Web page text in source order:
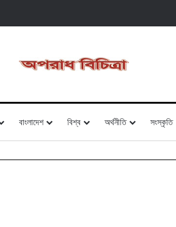
বাংলাদেশ বিশ্ব অর্থনীতি সংস্কৃতি